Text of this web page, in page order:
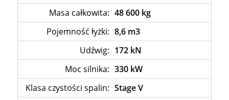
Masa całkowita: 48 600 kg
Pojemność łyżki: 8,6 m3
Udźwig: 172 kN
Moc silnika: 330 kW
Klasa czystości spalin: Stage V